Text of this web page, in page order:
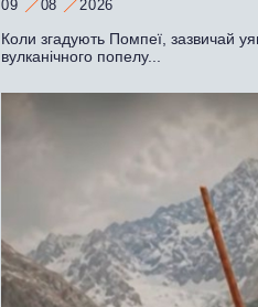
09 08 2026
Коли згадують Помпеї, зазвичай
вулканічного попелу...